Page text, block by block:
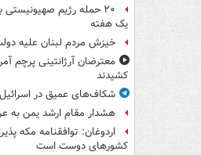
۲۰ حمله رژیم صهیونیستی
یک هفته
خیزش مردم لبنان علیه
معترضان آرژانتینی پرچم
کشیدند
شکاف‌های عمیق در
هشدار مقام ارشد یمن به
اردوغان: توافقنامه مکه
کشورهای دوست است